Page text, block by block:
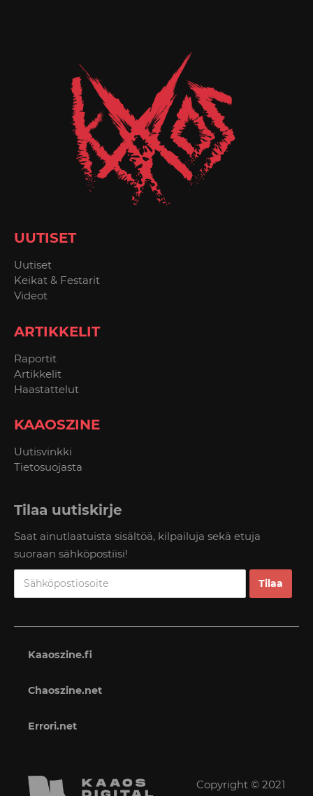
UUTISET
Uutiset
Keikat & Festarit
Videot
ARTIKKELIT
Raportit
Artikkelit
Haastattelut
KAAOSZINE
Uutisvinkki
Tietosuojasta
Tilaa uutiskirje
Saat ainutlaatuista sisältöä, kilpailuja sekä etuja
suoraan sähköpostiisi!
Kaaoszine.fi
Chaoszine.net
Errori.net
Copyright © 2021